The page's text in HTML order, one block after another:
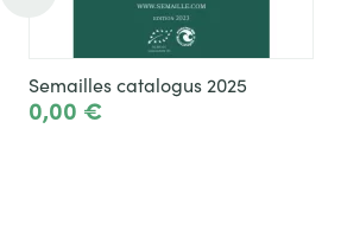
Semailles catalogus 2025
0,00 €